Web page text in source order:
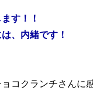
す！！
、内緒です！
コクランチさんに